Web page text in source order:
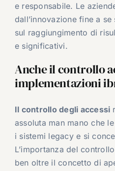
e responsabile. Le
dall’innovazione fine a
sul raggiungimento di
e significativi.
Anche il controllo
implementazioni
Il controllo degli accessi
assoluta man mano che
i sistemi legacy e si
L’importanza del
ben oltre il concetto di